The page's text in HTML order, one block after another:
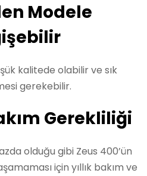
Modele
kalitede olabilir ve sık
gerekebilir.
Gerekliliği
olduğu gibi Zeus 400’ün
için yıllık bakım ve